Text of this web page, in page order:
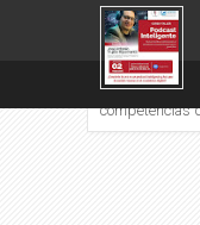
competencias